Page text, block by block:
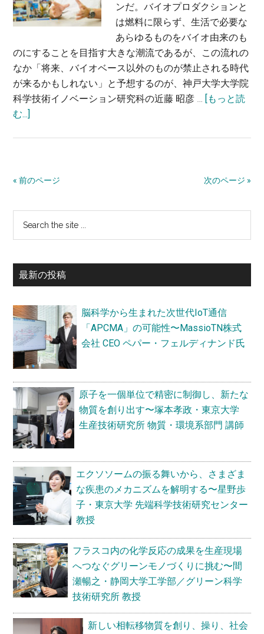
専
攻
授
病
気
解
明
す
る〜
立
大
医
学
研
究
教
授
ンだ。バイオプロダクションと
は燃料に限らず、生活で必要な
あらゆるものをバイオ由来のも
のにすることを目指す大きな潮流であるが、この流れの
なか「将来、バイオベース以外のものが禁止される時代
が来るかもしれない」と予想するのが、神戸大学大学院
科学技術イノベーション研究科の近藤 昭彦 …
[もっと読
む...]
を
す
る
め
に、
AI
と
を
活
用
す
る〜
近
藤
昭
彦・
神
戸
大
学
大
院
« 前のページ 次のページ »
最
初
の
サ
イ
ド
バ
ー
...
最新の投稿
脳科学から生まれた次世代IoT通信
「APCMA」の可能性〜MassioTN株式
会社 CEO ペパー・フェルディナンド氏
原子を一個単位で精密に制御し、新たな
物質を創り出す〜塚本孝政・東京大学
生産技術研究所 物質・環境系部門 講師
エクソソームの振る舞いから、さまざま
な疾患のメカニズムを解明する〜星野歩
子・東京大学 先端科学技術研究センター
教授
フラスコ内の化学反応の成果を生産現場
へつなぐグリーンモノづくりに挑む〜間
瀬暢之・静岡大学工学部／グリーン科学
技術研究所 教授
新しい相転移物質を創り、操り、社会